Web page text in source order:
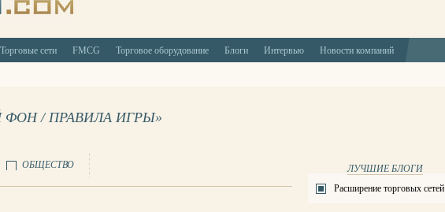
Торговые сети FMCG Торговое оборудование Блоги Интервью Новости компаний
/ ПРАВИЛА ИГРЫ»
ОБЩЕСТВО
ЛУЧШИЕ БЛОГИ
Расширение торговых сетей